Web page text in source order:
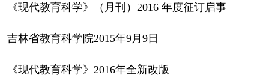
《现代教育科学》（月刊）2016 年度征订启事
吉林省教育科学院2015年9月9日
《现代教育科学》2016年全新改版